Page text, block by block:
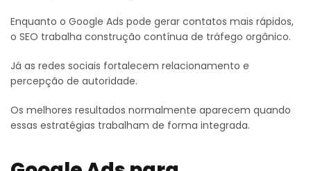
Enquanto o Google Ads pode gerar contatos mais rápidos,
o SEO trabalha construção contínua de tráfego orgânico.
Já as redes sociais fortalecem relacionamento e
percepção de autoridade.
Os melhores resultados normalmente aparecem quando
essas estratégias trabalham de forma integrada.